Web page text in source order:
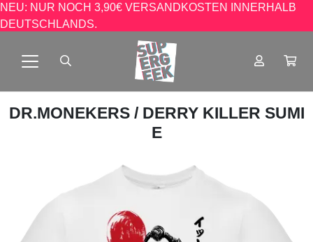
NEU: NUR NOCH 3,90€ VERSANDKOSTEN INNERHALB
DEUTSCHLANDS.
DR.MONEKERS / DERRY KILLER SUMI
E